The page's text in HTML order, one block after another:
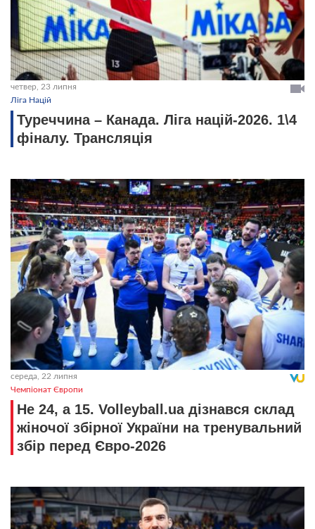
четвер, 23 липня
Ліга Націй
Туреччина – Канада. Ліга націй-2026. 1\4
фіналу. Трансляція
середа, 22 липня
Чемпіонат Європи
Не 24, а 15. Volleyball.ua дізнався склад
жіночої збірної України на тренувальний
збір перед Євро-2026